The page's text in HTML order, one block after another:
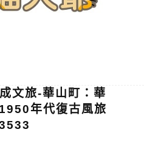
文旅-華山町：華
年代復古風旅